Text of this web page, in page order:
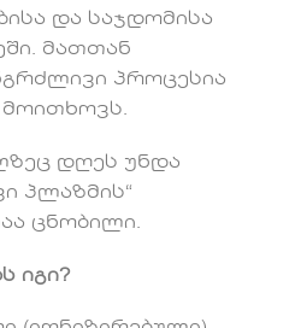
და საჯდომისა
მათთან
პროცესია
მოითხოვს.
დღეს უნდა
პლაზმის“
ცნობილი.
იგი?